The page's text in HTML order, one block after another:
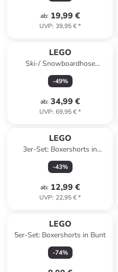
ab: 19,99 €
UVP: 39,95 €*
LEGO
Ski-/ Snowboardhose
''Lwpowai 701'' in Schwarz
-49%
ab: 34,99 €
UVP: 69,95 €*
LEGO
3er-Set: Boxershorts in
Dunkelblau/ Khaki/ Blau
-43%
ab: 12,99 €
UVP: 22,95 €*
LEGO
5er-Set: Boxershorts in Bunt
-74%